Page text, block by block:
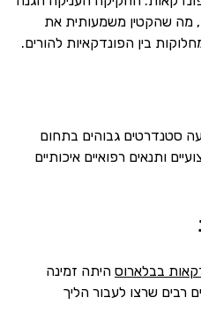
מה שהקטין משמעותית את
בין הפונדקאיות להורים.
סטנדרטים גבוהים בתחום
ותנאים רפואיים איכותיים
בבלארוס היתה זמינה
רבים שרצו לעבור הליך